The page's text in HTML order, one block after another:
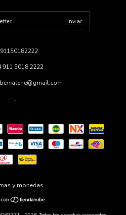
911 5018 2222
.
y monedas